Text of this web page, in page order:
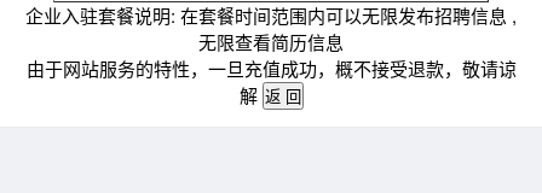
企业入驻套餐说明: 在套餐时间范围内可以无限发布招聘信息 ,
无限查看简历信息
由于网站服务的特性，一旦充值成功，概不接受退款，敬请谅
解